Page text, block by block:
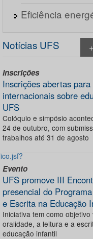
Eficiência
Notícias UFS
Inscrições
Inscrições abertas para
internacionais sobre
UFS
Colóquio e simpósio
24 de outubro, com
trabalhos até 31 de agosto
Evento
UFS promove III
presencial do
e Escrita na Educação
Iniciativa tem como
oralidade, a leitura e a
educação infantil